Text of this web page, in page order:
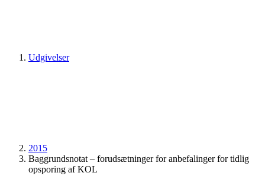
Udgivelser
2015
Baggrundsnotat – forudsætninger for anbefalinger for tidlig
opsporing af KOL